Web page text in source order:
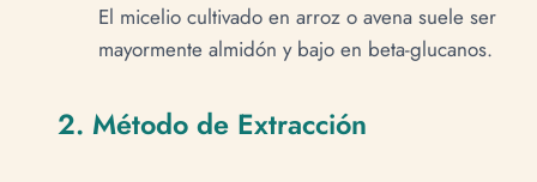
El micelio cultivado en arroz o avena suele ser
mayormente almidón y bajo en beta-glucanos.
2. Método de Extracción